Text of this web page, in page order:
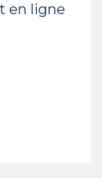
en ligne